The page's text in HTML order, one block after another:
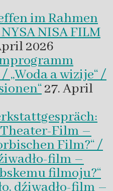
im Rahmen
NISA FILM
2026
„Woda a wizije“ /
27. April
Film –
Film?“ /
film –
filmoju?“